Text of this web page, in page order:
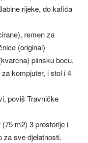
rijeke, do kafića
remen za
(original)
plinsku bocu,
kompjuter, i stol i 4
poviš Travničke
m2) 3 prostorije i
za sve djelatnosti.